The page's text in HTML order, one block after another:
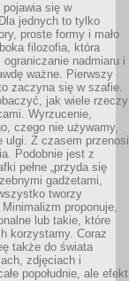
się w
jednych to tylko
proste formy i mało
filozofia, która
ograniczanie nadmiaru i
ważne. Pierwszy
zaczyna się w szafie.
jak wiele rzeczy
Wyrzucenie,
czego nie używamy,
ulgi. Z czasem przenosi
Podobnie jest z
pełne „przyda się
gadżetami,
tworzy
proponuje,
lub takie, które
korzystamy. Coraz
także do świata
zdjęciach i
popołudnie, ale efekt